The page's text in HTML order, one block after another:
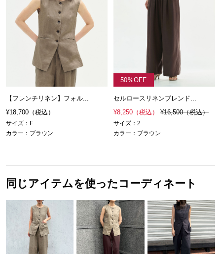
【フレンチリネン】フォル...
¥18,700（税込）
サイズ：F
カラー：ブラウン
50%OFF
セルロースリネンブレンド...
¥8,250（税込） ¥16,500（税込）
サイズ：2
カラー：ブラウン
同じアイテムを使ったコーディネート